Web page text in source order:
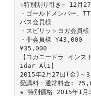
☆特別割り引き☆ 12月27
・ゴールドメンバー、
パス会員様
・スピリットヨガ会員
・非会員様 ¥43,000
¥35,000
【ヨガニードラ イン
idar Ali】
2015年2月27日(金)～3
受講料：通常料金:
★ 特別価格 2015年1月